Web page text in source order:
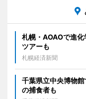
札幌・AOAOで進
ツアーも
札幌経済新聞
千葉県立中央博物
の捕食者も